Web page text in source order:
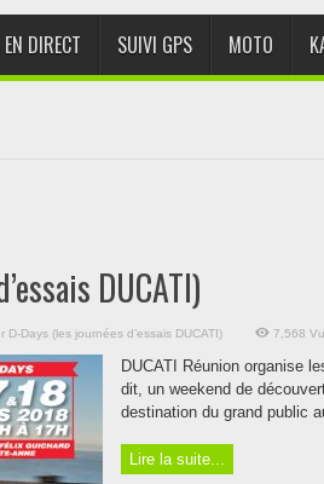
DIRECT SUIVI GPS MOTO
DUCATI)
D-Days (les journées d’essais DUCATI) 7,568
DUCATI Réunion organise
dit, un weekend de
destination du grand public
Lire la suite...